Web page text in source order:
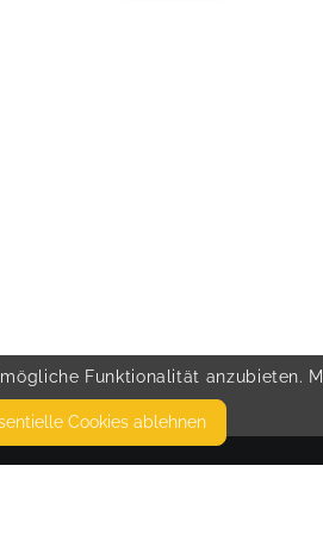
Funktionalität anzubieten.
Cookies ablehnen